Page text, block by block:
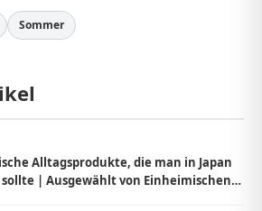
Sommer
Alltagsprodukte, die man in Japan
| Ausgewählt von Einheimischen